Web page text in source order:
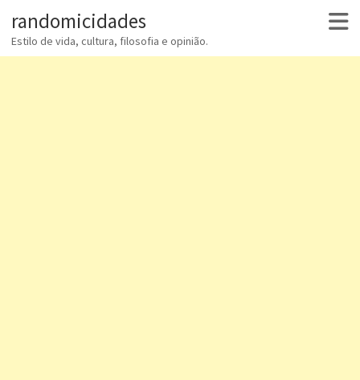
randomicidades
Estilo de vida, cultura, filosofia e opinião.